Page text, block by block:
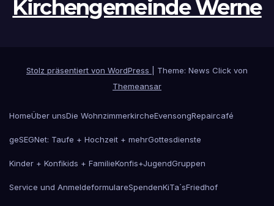
Kirchengemeinde Werne
Stolz präsentiert von WordPress
Theme: News Click von
Themeansar
HomeÜber unsDie WohnzimmerkircheEvensongRepaircafé
geSEGNet: Taufe + Hochzeit + mehrGottesdienste
Kinder + Konfikids + FamilieKonfis+JugendGruppen
Service und AnmeldeformulareSpendenKiTa´sFriedhof